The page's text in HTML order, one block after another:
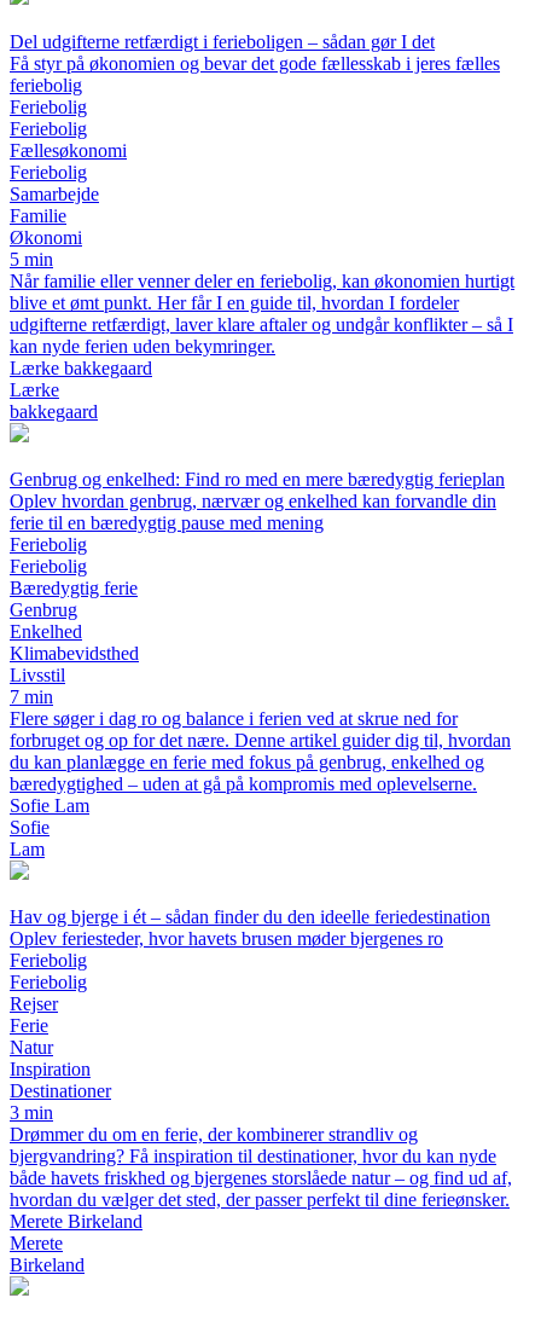
Del udgifterne retfærdigt i ferieboligen – sådan gør I det
Få styr på økonomien og bevar det gode fællesskab i jeres fælles
feriebolig
Feriebolig
Feriebolig
Fællesøkonomi
Feriebolig
Samarbejde
Familie
Økonomi
5 min
Når familie eller venner deler en feriebolig, kan økonomien hurtigt
blive et ømt punkt. Her får I en guide til, hvordan I fordeler
udgifterne retfærdigt, laver klare aftaler og undgår konflikter – så I
kan nyde ferien uden bekymringer.
Lærke bakkegaard
Lærke
bakkegaard
Genbrug og enkelhed: Find ro med en mere bæredygtig ferieplan
Oplev hvordan genbrug, nærvær og enkelhed kan forvandle din
ferie til en bæredygtig pause med mening
Feriebolig
Feriebolig
Bæredygtig ferie
Genbrug
Enkelhed
Klimabevidsthed
Livsstil
7 min
Flere søger i dag ro og balance i ferien ved at skrue ned for
forbruget og op for det nære. Denne artikel guider dig til, hvordan
du kan planlægge en ferie med fokus på genbrug, enkelhed og
bæredygtighed – uden at gå på kompromis med oplevelserne.
Sofie Lam
Sofie
Lam
Hav og bjerge i ét – sådan finder du den ideelle feriedestination
Oplev feriesteder, hvor havets brusen møder bjergenes ro
Feriebolig
Feriebolig
Rejser
Ferie
Natur
Inspiration
Destinationer
3 min
Drømmer du om en ferie, der kombinerer strandliv og
bjergvandring? Få inspiration til destinationer, hvor du kan nyde
både havets friskhed og bjergenes storslåede natur – og find ud af,
hvordan du vælger det sted, der passer perfekt til dine ferieønsker.
Merete Birkeland
Merete
Birkeland